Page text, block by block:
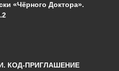
«Чёрного Доктора».
КОД-ПРИГЛАШЕНИЕ